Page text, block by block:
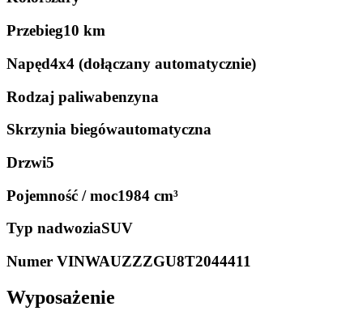
Przebieg10 km
Napęd4x4 (dołączany automatycznie)
Rodzaj paliwabenzyna
Skrzynia biegówautomatyczna
Drzwi5
Pojemność / moc1984 cm³
Typ nadwoziaSUV
Numer VINWAUZZZGU8T2044411
Wyposażenie